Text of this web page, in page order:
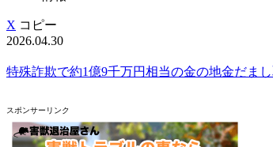
X コピー
2026.04.30
特殊詐欺で約1億9千万円相当の金の地金だま
スポンサーリンク